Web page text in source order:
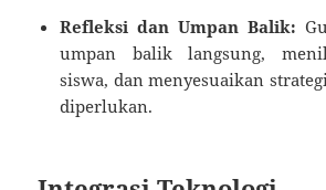
Refleksi dan Umpan Balik:
umpan balik langsung,
siswa, dan menyesuaikan
diperlukan.